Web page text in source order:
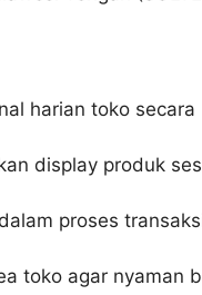
harian toko secara
display produk
proses
toko agar nyaman